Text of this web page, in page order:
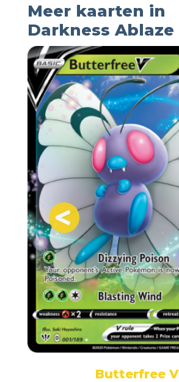
Meer kaarten in
Darkness Ablaze
Butterfree V